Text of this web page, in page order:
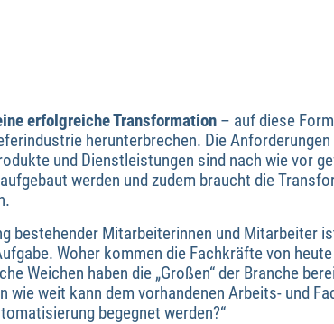
erfolgreiche Transformation – auf diese
herunterbrechen. Die
und Dienstleistungen sind nach wie vor
werden und zudem braucht die
bestehender Mitarbeiterinnen und Mitarbeiter
Woher kommen die Fachkräfte von
Weichen haben die „Großen“ der Branche
wie weit kann dem vorhandenen Arbeits- und
begegnet werden?“